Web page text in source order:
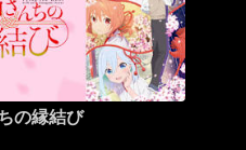
の縁結び